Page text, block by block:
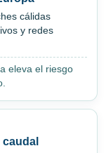
cálidas
y redes
eleva el riesgo